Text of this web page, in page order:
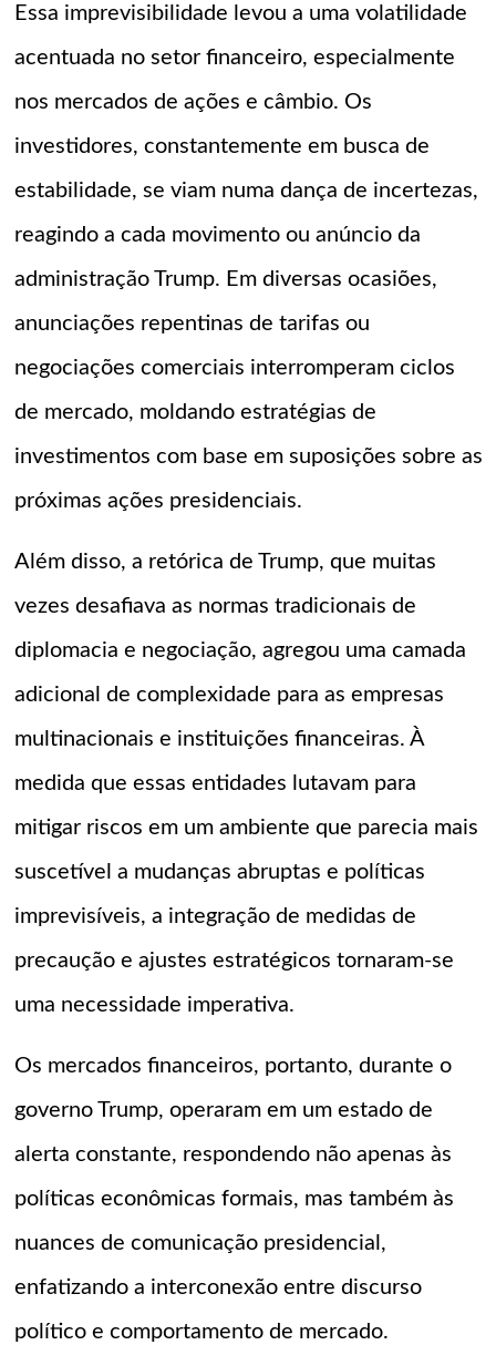
Essa imprevisibilidade levou a uma volatilidade
acentuada no setor financeiro, especialmente
nos mercados de ações e câmbio. Os
investidores, constantemente em busca de
estabilidade, se viam numa dança de incertezas,
reagindo a cada movimento ou anúncio da
administração Trump. Em diversas ocasiões,
anunciações repentinas de tarifas ou
negociações comerciais interromperam ciclos
de mercado, moldando estratégias de
investimentos com base em suposições sobre as
próximas ações presidenciais.
Além disso, a retórica de Trump, que muitas
vezes desafiava as normas tradicionais de
diplomacia e negociação, agregou uma camada
adicional de complexidade para as empresas
multinacionais e instituições financeiras. À
medida que essas entidades lutavam para
mitigar riscos em um ambiente que parecia mais
suscetível a mudanças abruptas e políticas
imprevisíveis, a integração de medidas de
precaução e ajustes estratégicos tornaram-se
uma necessidade imperativa.
Os mercados financeiros, portanto, durante o
governo Trump, operaram em um estado de
alerta constante, respondendo não apenas às
políticas econômicas formais, mas também às
nuances de comunicação presidencial,
enfatizando a interconexão entre discurso
político e comportamento de mercado.